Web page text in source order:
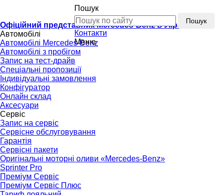
Офіційний представник Mercedes-Benz в Україні
Пошук
Пошук
Контакти
Меню
Автомобілі
Автомобілі Mercedes-Benz
Автомобілі з пробігом
Запис на тест-драйв
Спеціальні пропозиції
Індивідуальні замовлення
Конфігуратор
Онлайн склад
Аксесуари
Сервіс
Запис на сервіс
Сервісне обслуговування
Гарантія
Сервісні пакети
Оригінальні моторні оливи «Mercedes-Benz»
Sprinter Pro
Преміум Сервіс
Преміум Сервіс Плюс